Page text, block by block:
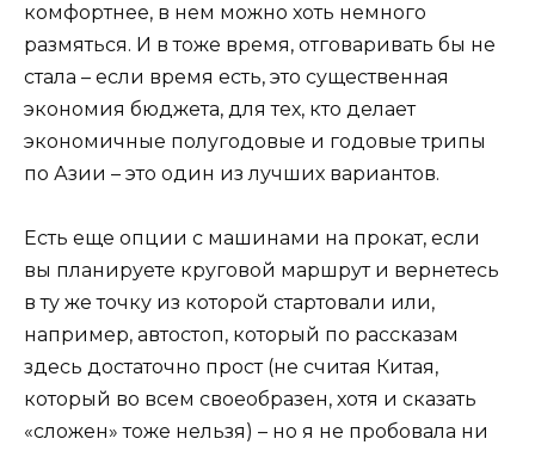
комфортнее, в нем можно хоть немного
размяться. И в тоже время, отговаривать бы не
стала – если время есть, это существенная
экономия бюджета, для тех, кто делает
экономичные полугодовые и годовые трипы
по Азии – это один из лучших вариантов.
Есть еще опции с машинами на прокат, если
вы планируете круговой маршрут и вернетесь
в ту же точку из которой стартовали или,
например, автостоп, который по рассказам
здесь достаточно прост (не считая Китая,
который во всем своеобразен, хотя и сказать
«сложен» тоже нельзя) – но я не пробовала ни